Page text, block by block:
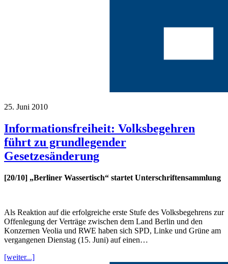
25. Juni 2010
Informationsfreiheit: Volksbegehren
führt zu grundlegender
Gesetzesänderung
[20/10] „Berliner Wassertisch“ startet Unterschriftensammlung
Als Reaktion auf die erfolgreiche erste Stufe des Volksbegehrens zur
Offenlegung der Verträge zwischen dem Land Berlin und den
Konzernen Veolia und RWE haben sich SPD, Linke und Grüne am
vergangenen Dienstag (15. Juni) auf einen…
[weiter...]